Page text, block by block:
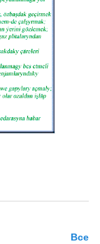
Все